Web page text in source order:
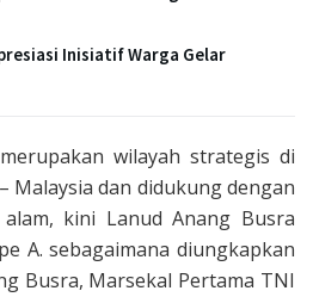
Inisiatif Warga Gelar
wilayah strategis di
Malaysia dan didukung dengan
kini Lanud Anang Busra
A. sebagaimana diungkapkan
Busra, Marsekal Pertama TNI